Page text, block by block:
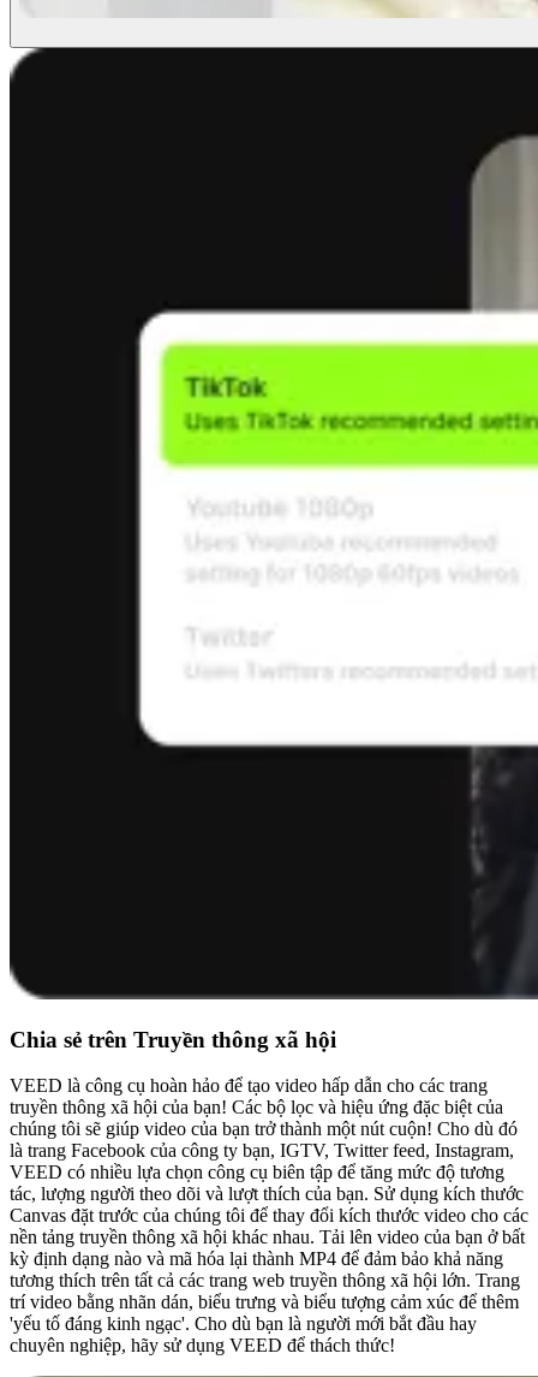
Chia sẻ trên Truyền thông xã hội
VEED là công cụ hoàn hảo để tạo video hấp dẫn cho các trang
truyền thông xã hội của bạn! Các bộ lọc và hiệu ứng đặc biệt của
chúng tôi sẽ giúp video của bạn trở thành một nút cuộn! Cho dù đó
là trang Facebook của công ty bạn, IGTV, Twitter feed, Instagram,
VEED có nhiều lựa chọn công cụ biên tập để tăng mức độ tương
tác, lượng người theo dõi và lượt thích của bạn. Sử dụng kích thước
Canvas đặt trước của chúng tôi để thay đổi kích thước video cho các
nền tảng truyền thông xã hội khác nhau. Tải lên video của bạn ở bất
kỳ định dạng nào và mã hóa lại thành MP4 để đảm bảo khả năng
tương thích trên tất cả các trang web truyền thông xã hội lớn. Trang
trí video bằng nhãn dán, biểu trưng và biểu tượng cảm xúc để thêm
'yếu tố đáng kinh ngạc'. Cho dù bạn là người mới bắt đầu hay
chuyên nghiệp, hãy sử dụng VEED để thách thức!